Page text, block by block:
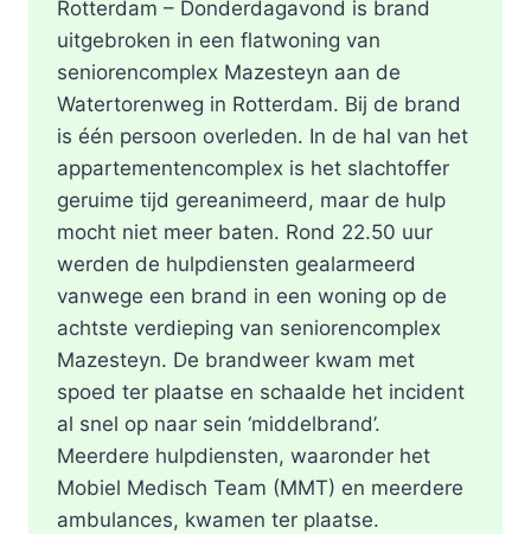
Rotterdam – Donderdagavond is brand
uitgebroken in een flatwoning van
seniorencomplex Mazesteyn aan de
Watertorenweg in Rotterdam. Bij de brand
is één persoon overleden. In de hal van het
appartementencomplex is het slachtoffer
geruime tijd gereanimeerd, maar de hulp
mocht niet meer baten. Rond 22.50 uur
werden de hulpdiensten gealarmeerd
vanwege een brand in een woning op de
achtste verdieping van seniorencomplex
Mazesteyn. De brandweer kwam met
spoed ter plaatse en schaalde het incident
al snel op naar sein ‘middelbrand’.
Meerdere hulpdiensten, waaronder het
Mobiel Medisch Team (MMT) en meerdere
ambulances, kwamen ter plaatse.